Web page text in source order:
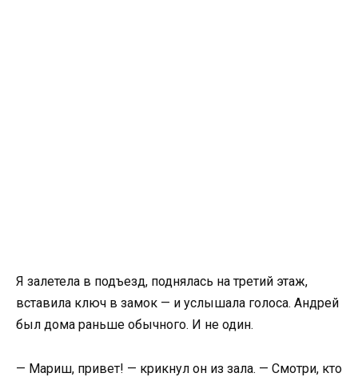
Я залетела в подъезд, поднялась на третий этаж,
вставила ключ в замок — и услышала голоса. Андрей
был дома раньше обычного. И не один.
— Мариш, привет! — крикнул он из зала. — Смотри, кто